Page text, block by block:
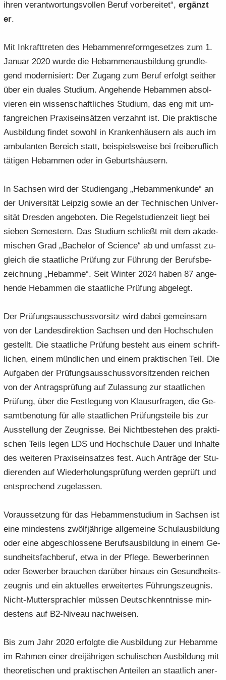
ihren ver­ant­wor­tungs­vol­len Beruf vor­be­rei­tet“, er­gänzt
er.
Mit In­kraft­tre­ten des Heb­am­men­re­form­ge­set­zes zum 1.
Ja­nu­ar 2020 wurde die Heb­am­men­aus­bil­dung grund­le­
gend mo­der­ni­siert: Der Zu­gang zum Beruf er­folgt seit­her
über ein dua­les Stu­di­um. An­ge­hen­de Heb­am­men ab­sol­
vie­ren ein wis­sen­schaft­li­ches Stu­di­um, das eng mit um­
fang­rei­chen Pra­xis­ein­sät­zen ver­zahnt ist. Die prak­ti­sche
Aus­bil­dung fin­det so­wohl in Kran­ken­häu­sern als auch im
am­bu­lan­ten Be­reich statt, bei­spiels­wei­se bei frei­be­ruf­lich
tä­ti­gen Heb­am­men oder in Ge­burts­häu­sern.
In Sach­sen wird der Stu­di­en­gang „Heb­am­men­kun­de“ an
der Uni­ver­si­tät Leip­zig sowie an der Tech­ni­schen Uni­ver­
si­tät Dres­den an­ge­bo­ten. Die Re­gel­stu­di­en­zeit liegt bei
sie­ben Se­mes­tern. Das Stu­di­um schließt mit dem aka­de­
mi­schen Grad „Ba­che­lor of Sci­ence“ ab und um­fasst zu­
gleich die staat­li­che Prü­fung zur Füh­rung der Be­rufs­be­
zeich­nung „Heb­am­me“. Seit Win­ter 2024 haben 87 an­ge­
hen­de Heb­am­men die staat­li­che Prü­fung ab­ge­legt.
Der Prü­fungs­aus­schuss­vor­sitz wird dabei ge­mein­sam
von der Lan­des­di­rek­ti­on Sach­sen und den Hoch­schu­len
ge­stellt. Die staat­li­che Prü­fung be­steht aus einem schrift­
li­chen, einem münd­li­chen und einem prak­ti­schen Teil. Die
Auf­ga­ben der Prü­fungs­aus­schuss­vor­sit­zen­den rei­chen
von der An­trags­prü­fung auf Zu­las­sung zur staat­li­chen
Prü­fung, über die Fest­le­gung von Klau­sur­fra­gen, die Ge­
samt­be­no­tung für alle staat­li­chen Prü­fungs­tei­le bis zur
Aus­stel­lung der Zeug­nis­se. Bei Nicht­be­stehen des prak­ti­
schen Teils legen LDS und Hoch­schu­le Dauer und In­hal­te
des wei­te­ren Pra­xis­ein­sat­zes fest. Auch An­trä­ge der Stu­
die­ren­den auf Wie­der­ho­lungs­prü­fung wer­den ge­prüft und
ent­spre­chend zu­ge­las­sen.
Vor­aus­set­zung für das Heb­am­men­stu­di­um in Sach­sen ist
eine min­des­tens zwölf­jäh­ri­ge all­ge­mei­ne Schul­aus­bil­dung
oder eine ab­ge­schlos­se­ne Be­rufs­aus­bil­dung in einem Ge­
sund­heits­fach­be­ruf, etwa in der Pfle­ge. Be­wer­be­rin­nen
oder Be­wer­ber brau­chen dar­über hin­aus ein Ge­sund­heits­
zeug­nis und ein ak­tu­el­les er­wei­ter­tes Füh­rungs­zeug­nis.
Nicht-​Muttersprachler müs­sen Deutsch­kennt­nis­se min­
des­tens auf B2-​Niveau nach­wei­sen.
Bis zum Jahr 2020 er­folg­te die Aus­bil­dung zur Heb­am­me
im Rah­men einer drei­jäh­ri­gen schu­li­schen Aus­bil­dung mit
theo­re­ti­schen und prak­ti­schen An­tei­len an staat­lich an­er­